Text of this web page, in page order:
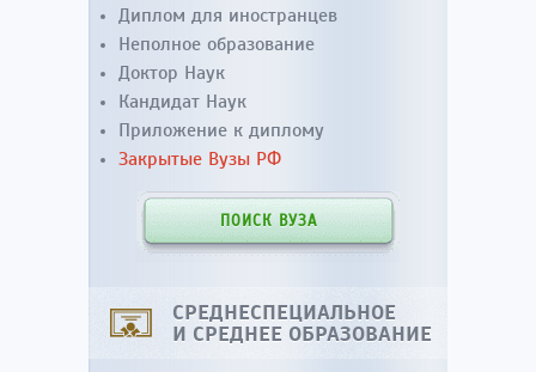
Диплом для иностранцев
Неполное образование
Доктор Наук
Кандидат Наук
Приложение к диплому
Закрытые Вузы РФ
ПОИСК ВУЗА
СРЕДНЕСПЕЦИАЛЬНОЕ
И СРЕДНЕЕ ОБРАЗОВАНИЕ